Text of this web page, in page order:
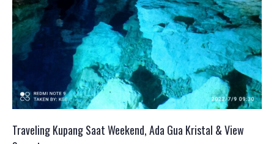
Traveling Kupang Saat Weekend, Ada Gua Kristal & View